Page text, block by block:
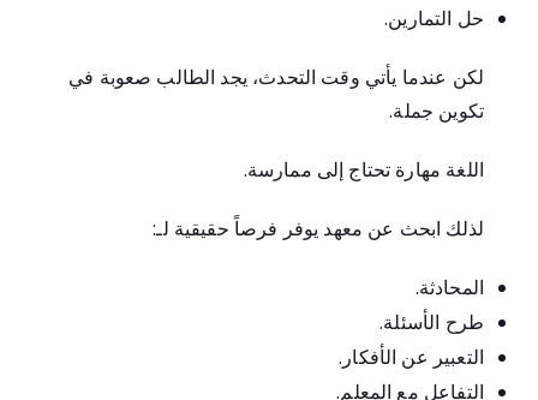
حل التمارين.
لكن عندما يأتي وقت التحدث، يجد الطالب صعوبة في
تكوين جملة.
اللغة مهارة تحتاج إلى ممارسة.
لذلك ابحث عن معهد يوفر فرصاً حقيقية لـ:
المحادثة.
طرح الأسئلة.
التعبير عن الأفكار.
التفاعل مع المعلم.